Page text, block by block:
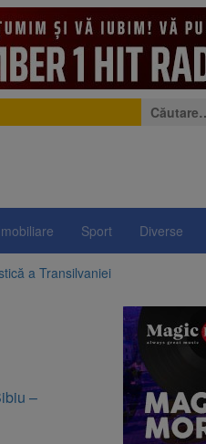
Caută
după:
Sport Diverse
a Transilvaniei
două ori în câteva zile
în pădure la Ormeniș
de suspendare a președintelui
Potra. Judecătorii decid dacă
–